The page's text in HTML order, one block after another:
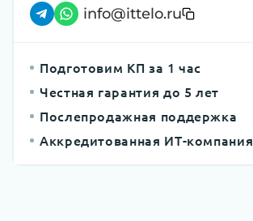
info@ittelo.ru
Подготовим КП за 1 час
Честная гарантия до 5 лет
Послепродажная поддержка
Аккредитованная ИТ-компания